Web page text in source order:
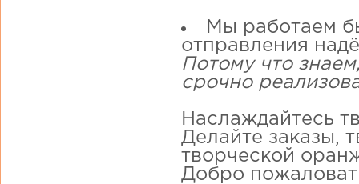
Мы работаем
отправления
Потому что
срочно
Наслаждайтесь
Делайте заказы,
творческой
Добро